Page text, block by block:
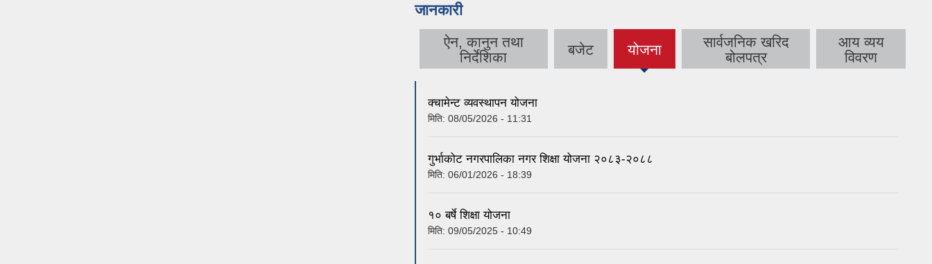
जानकारी
ऐन, कानुन तथा
निर्देशिका
बजेट योजना
(active
tab)
सार्वजनिक खरिद
बोलपत्र
आय व्यय
विवरण
क्चामेन्ट व्यवस्थापन योजना
मिति: 08/05/2026 - 11:31
गुर्भाकोट नगरपालिका नगर शिक्षा योजना २०८३-२०८८
मिति: 06/01/2026 - 18:39
१० बर्षे शिक्षा योजना
मिति: 09/05/2025 - 10:49